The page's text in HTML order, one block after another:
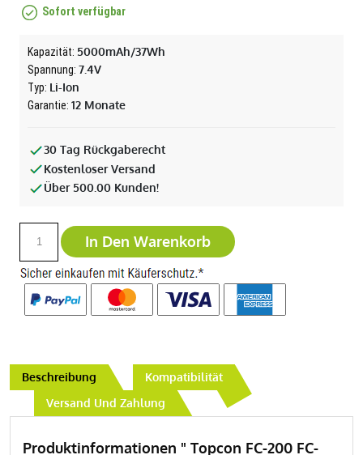
Sofort verfügbar
Kapazität: 5000mAh/37Wh
Spannung: 7.4V
Typ: Li-Ion
Garantie: 12 Monate
30 Tag Rückgaberecht
Kostenloser Versand
Über 500.00 Kunden!
In Den Warenkorb
Beschreibung
Kompatibilität
Versand Und Zahlung
Produktinformationen " Topcon FC-200 FC-